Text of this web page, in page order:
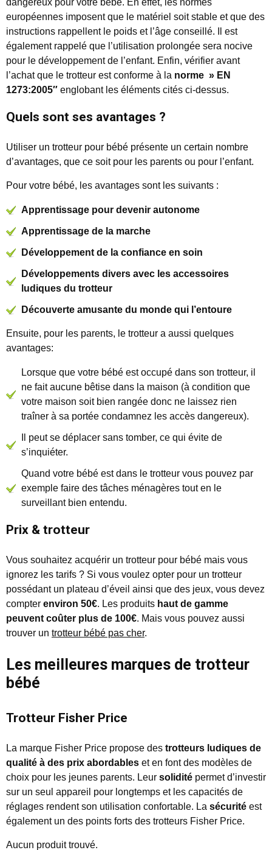
dangereux pour votre bébé. En effet, les normes
européennes imposent que le matériel soit stable et que des
instructions rappellent le poids et l’âge conseillé. Il est
également rappelé que l’utilisation prolongée sera nocive
pour le développement de l’enfant. Enfin, vérifier avant
l’achat que le trotteur est conforme à la norme » EN
1273:2005″ englobant les éléments cités ci-dessus.
Quels sont ses avantages ?
Utiliser un trotteur pour bébé présente un certain nombre
d’avantages, que ce soit pour les parents ou pour l’enfant.
Pour votre bébé, les avantages sont les suivants :
Apprentissage pour devenir autonome
Apprentissage de la marche
Développement de la confiance en soin
Développements divers avec les accessoires
ludiques du trotteur
Découverte amusante du monde qui l’entoure
Ensuite, pour les parents, le trotteur a aussi quelques
avantages:
Lorsque que votre bébé est occupé dans son trotteur, il
ne fait aucune bêtise dans la maison (à condition que
votre maison soit bien rangée donc ne laissez rien
traîner à sa portée condamnez les accès dangereux).
Il peut se déplacer sans tomber, ce qui évite de
s’inquiéter.
Quand votre bébé est dans le trotteur vous pouvez par
exemple faire des tâches ménagères tout en le
surveillant bien entendu.
Prix & trotteur
Vous souhaitez acquérir un trotteur pour bébé mais vous
ignorez les tarifs ? Si vous voulez opter pour un trotteur
possédant un plateau d’éveil ainsi que des jeux, vous devez
compter environ 50€. Les produits haut de gamme
peuvent coûter plus de 100€. Mais vous pouvez aussi
trouver un trotteur bébé pas cher.
Les meilleures marques de trotteur
bébé
Trotteur Fisher Price
La marque Fisher Price propose des trotteurs ludiques de
qualité à des prix abordables et en font des modèles de
choix pour les jeunes parents. Leur solidité permet d’investir
sur un seul appareil pour longtemps et les capacités de
réglages rendent son utilisation confortable. La sécurité est
également un des points forts des trotteurs Fisher Price.
Aucun produit trouvé.